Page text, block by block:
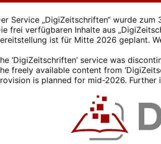
Service „DigiZeitschriften“ wurde zum
frei verfügbaren Inhalte aus
ist für Mitte 2026 geplant.
‘DigiZeitschriften’ service was
freely available content from
is planned for mid-2026.